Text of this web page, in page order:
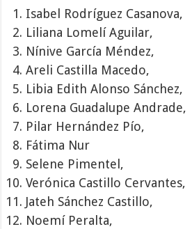
Isabel Rodríguez Casanova,
Liliana Lomelí Aguilar,
Nínive García Méndez,
Areli Castilla Macedo,
Libia Edith Alonso Sánchez,
Lorena Guadalupe Andrade,
Pilar Hernández Pío,
Fátima Nur
Selene Pimentel,
Verónica Castillo Cervantes,
Jateh Sánchez Castillo,
Noemí Peralta,